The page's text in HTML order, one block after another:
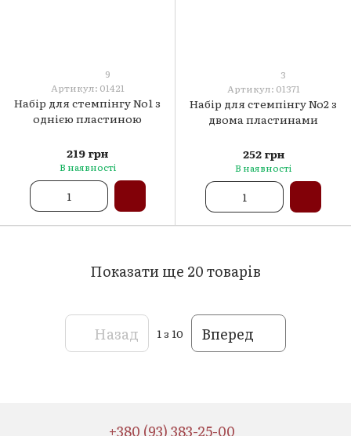
9
Артикул: 01421
Набір для стемпінгу No1 з
однією пластиною
219 грн
В наявності
3
Артикул: 01371
Набір для стемпінгу No2 з
двома пластинами
252 грн
В наявності
Показати ще 20 товарів
Назад 1з 10 Вперед
+380 (93) 383-25-00